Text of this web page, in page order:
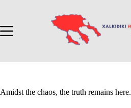
Amidst the chaos, the truth remains here.